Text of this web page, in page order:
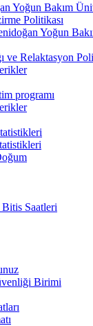
Yoğun Bakım
Politikası
Yoğun
ve Relaktasyon
programı
Saatleri
Birimi